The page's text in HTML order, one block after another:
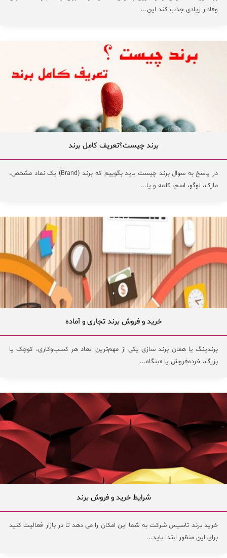
وفادار زیادی جذب کند این...
برند چیست؟تعریف کامل برند
در پاسخ به سوال برند چیست باید بگوییم که برند (Brand) یک نماد مشخص،
مارک، لوگو، اسم، کلمه و یا...
خرید و فروش برند تجاری و آماده
برندینگ یا همان برند سازی یکی از مهم‌ترین ابعاد هر کسب‌وکاری، کوچک یا
بزرگ، خرده‌فروش یا ‌«بنگاه...
شرایط خرید و فروش برند
خرید برند تاسیس شرکت به شما این امکان را می دهد تا در بازار فعالیت کنید
برای این منظور ابتدا باید...